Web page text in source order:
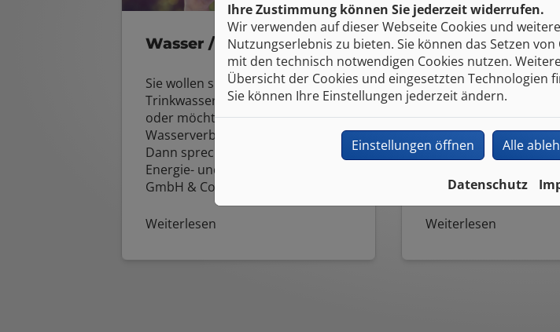
Wasser / Trinkwasser
Sie wollen sicher sein, dass Ihr
Trinkwasser immer sauber ist
oder möchten Ihren
Wasserverbrauch optimieren?
Dann sprechen Sie mit Debus
Energie- und Gebäudetechnik
GmbH & Co.KG.
Weiterlesen
Service
Ein Wasserschaden,
einer Leitung oder ein
Abfluss? Kein
Energie- und
GmbH & Co.KG ist für
Weiterlesen
Ihre Zustimmung können Sie jederzeit widerrufen.
Wir verwenden auf dieser Webseite Cookies und
Nutzungserlebnis zu bieten. Sie können das Setzen
mit den technisch notwendigen Cookies nutzen.
Übersicht der Cookies und eingesetzten Technologien
Sie können Ihre Einstellungen jederzeit ändern.
Einstellungen öffnen Alle
Datenschutz